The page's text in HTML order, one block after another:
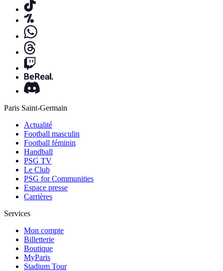
Paris Saint-Germain
Actualité
Football masculin
Football féminin
Handball
PSG TV
Le Club
PSG for Communities
Espace presse
Carrières
Services
Mon compte
Billetterie
Boutique
MyParis
Stadium Tour